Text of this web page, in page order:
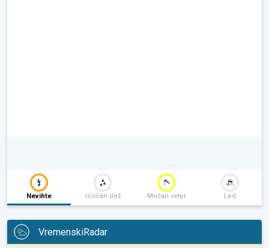
Nevihte močan dež Močan veter Led
VremenskiRadar